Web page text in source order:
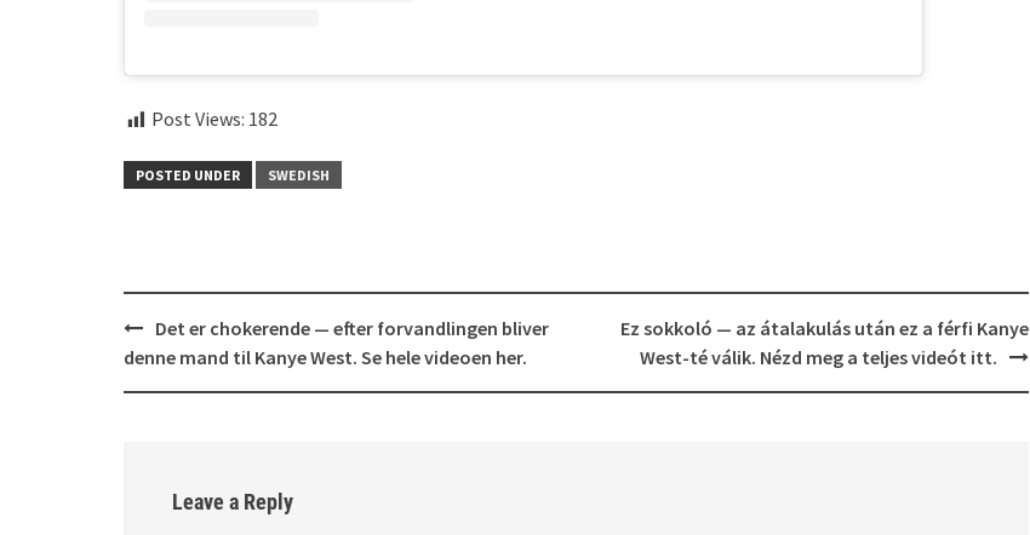
Post Views: 182
POSTED UNDER SWEDISH
Post
navigation
Det er chokerende — efter forvandlingen bliver
denne mand til Kanye West. Se hele videoen her.
Ez sokkoló — az átalakulás után ez a férfi Kanye
West-té válik. Nézd meg a teljes videót itt.
Leave a Reply